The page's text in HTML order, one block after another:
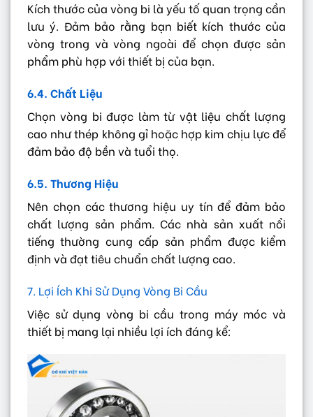
Kích thước của vòng bi là yếu tố quan trọng cần
lưu ý. Đảm bảo rằng bạn biết kích thước của
vòng trong và vòng ngoài để chọn được sản
phẩm phù hợp với thiết bị của bạn.
6.4. Chất Liệu
Chọn vòng bi được làm từ vật liệu chất lượng
cao như thép không gỉ hoặc hợp kim chịu lực để
đảm bảo độ bền và tuổi thọ.
6.5. Thương Hiệu
Nên chọn các thương hiệu uy tín để đảm bảo
chất lượng sản phẩm. Các nhà sản xuất nổi
tiếng thường cung cấp sản phẩm được kiểm
định và đạt tiêu chuẩn chất lượng cao.
7. Lợi Ích Khi Sử Dụng Vòng Bi Cầu
Việc sử dụng vòng bi cầu trong máy móc và
thiết bị mang lại nhiều lợi ích đáng kể: